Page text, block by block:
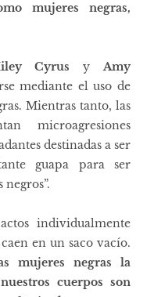
mujeres negras,
Cyrus yAmy
mediante el uso de
Mientras tanto, las
microagresiones
destinadas a ser
guapa para ser
individualmente
en un saco vacío.
mujeres negras la
cuerpos son